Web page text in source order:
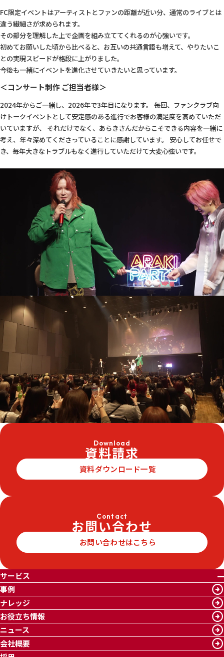
FC限定イベントはアーティストとファンの距離が近い分、通常のライブとは
違う繊細さが求められます。
その部分を理解した上で企画を組み立ててくれるのが心強いです。
初めてお願いした頃から比べると、お互いの共通言語も増えて、やりたいこ
との実現スピードが格段に上がりました。
今後も一緒にイベントを進化させていきたいと思っています。
＜コンサート制作 ご担当者様＞
2024年からご一緒し、2026年で3年目になります。 毎回、ファンクラブ向
けトークイベントとして安定感のある進行でお客様の満足度を高めていただ
いていますが、 それだけでなく、あらきさんだからこそできる内容を一緒に
考え、年々深めてくださっていることに感謝しています。 安心してお任せで
き、毎年大きなトラブルもなく進行していただけて大変心強いです。
Download
資料請求
資料ダウンロード一覧
Contact
お問い合わせ
お問い合わせはこちら
サービス
事例
ナレッジ
お役立ち情報
ニュース
会社概要